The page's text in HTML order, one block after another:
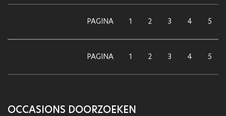
PAGINA 1 2 3 4 5
PAGINA 1 2 3 4 5
OCCASIONS DOORZOEKEN